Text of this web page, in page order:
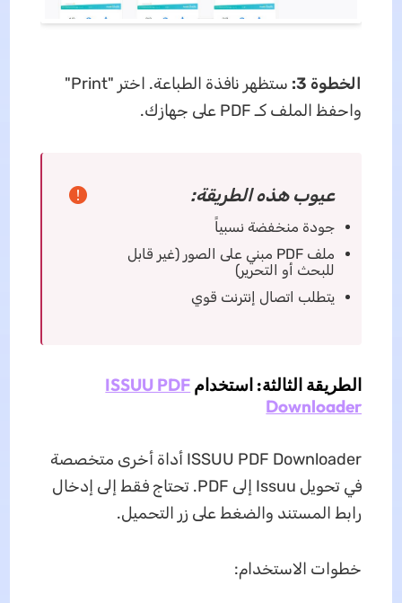
الخطوة 3:
ستظهر نافذة الطباعة. اختر "Print"
واحفظ الملف كـ PDF على جهازك.
عيوب هذه الطريقة:
جودة منخفضة نسبياً
ملف PDF مبني على الصور (غير قابل
للبحث أو التحرير)
يتطلب اتصال إنترنت قوي
الطريقة الثالثة: استخدام ISSUU PDF
Downloader
ISSUU PDF Downloader أداة أخرى متخصصة
في تحويل Issuu إلى PDF. تحتاج فقط إلى إدخال
رابط المستند والضغط على زر التحميل.
خطوات الاستخدام: